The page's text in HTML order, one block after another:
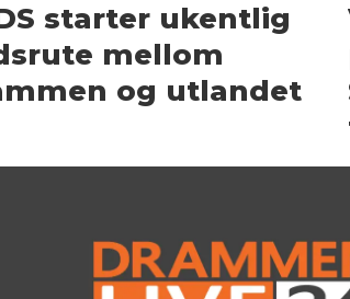
starter ukentlig
mellom
og utlandet